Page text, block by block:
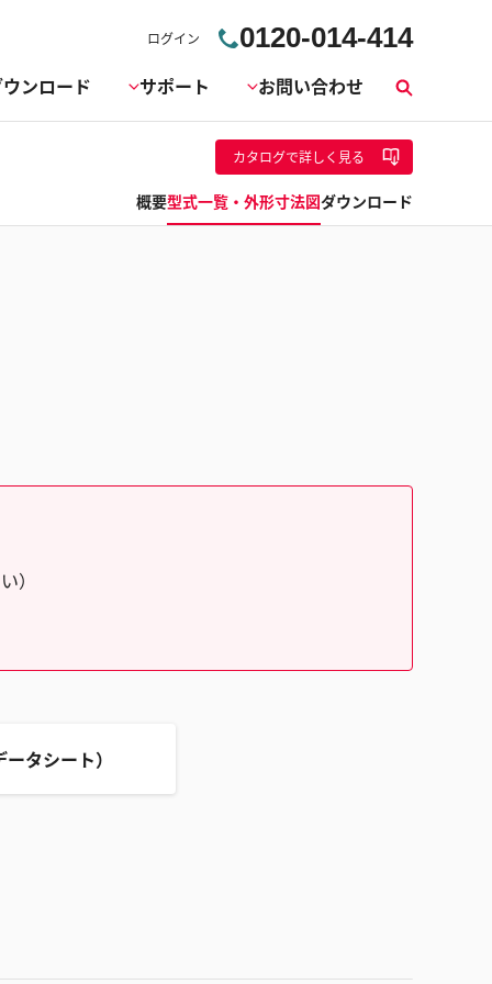
ログイン 0120-014-414
ンロード サポート お問い合わせ
索
カタログで詳しく見る
概要型式一覧・外形寸法図ダウンロード
）
タシート）